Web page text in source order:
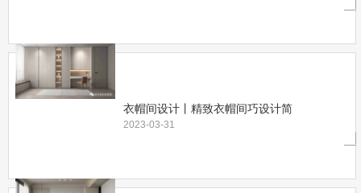
衣帽间设计丨精致衣帽间巧设计简
2023-03-31